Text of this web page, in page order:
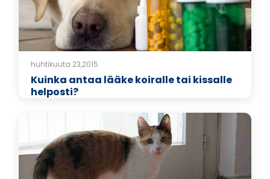
huhtikuuta 23,2015
Kuinka antaa lääke koiralle tai kissalle
helposti?